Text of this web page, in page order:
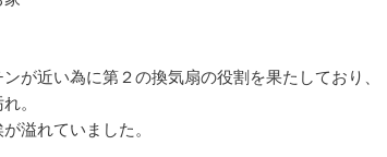
が近い為に第２の換気扇の役割を果たしており、
。
溢れていました。